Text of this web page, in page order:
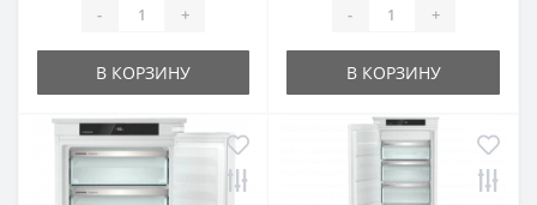
- +
В КОРЗИНУ
- +
В КОРЗИНУ